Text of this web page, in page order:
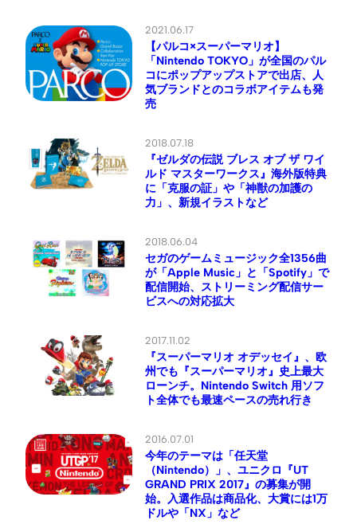
2021.06.17
【パルコ×スーパーマリオ】
「Nintendo TOKYO」が全国のパル
コにポップアップストアで出店、人
気ブランドとのコラボアイテムも発
売
2018.07.18
『ゼルダの伝説 ブレス オブ ザ ワイ
ルド マスターワークス』海外版特典
に「克服の証」や「神獣の加護の
力」、新規イラストなど
2018.06.04
セガのゲームミュージック全1356曲
が「Apple Music」と「Spotify」で
配信開始、ストリーミング配信サー
ビスへの対応拡大
2017.11.02
『スーパーマリオ オデッセイ』、欧
州でも『スーパーマリオ』史上最大
ローンチ。Nintendo Switch 用ソフ
ト全体でも最速ペースの売れ行き
2016.07.01
今年のテーマは「任天堂
（Nintendo）」、ユニクロ『UT
GRAND PRIX 2017』の募集が開
始。入選作品は商品化、大賞には1万
ドルや「NX」など